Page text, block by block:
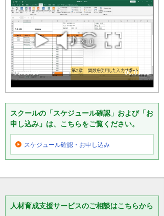
スクールの「スケジュール確認」および「お
申し込み」は、こちらをご覧ください。
スケジュール確認・ お申し込み
人材育成支援サービスのご相談はこちらから